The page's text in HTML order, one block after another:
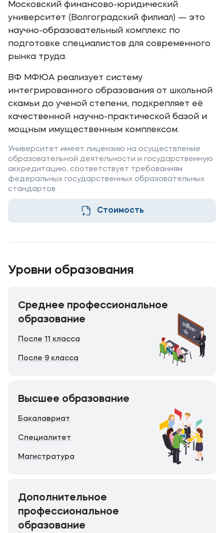
Карьера
Институт дополнительного образования
Дополнительное образование
Медиа
Объявления
Новости
Контакты
Банковские реквизиты
+7 (495) 221-10-01
+7 (800) 200-80-66
Мы в соцсетях
Московский финансово-юридический
университет (Волгоградский филиал) — это
научно-образовательный комплекс по
подготовке специалистов для современного
рынка труда.
ВФ МФЮА реализует систему
интегрированного образования от школьной
скамьи до ученой степени, подкрепляет её
качественной научно-практической базой и
мощным имущественным комплексом.
Университет имеет лицензию на осуществление
образовательной деятельности и государственную
аккредитацию, соответствует требованиям
федеральных государственных образовательных
стандартов.
Стоимость
Уровни образования
Среднее профессиональное
образование
После 11 класса
После 9 класса
Высшее образование
Бакалавриат
Специалитет
Магистратура
Дополнительное
профессиональное
образование